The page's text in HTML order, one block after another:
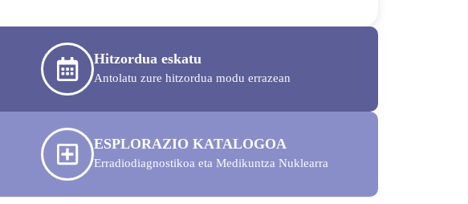
Hitzordua eskatu
Antolatu zure hitzordua modu errazean
ESPLORAZIO KATALOGOA
Erradiodiagnostikoa eta Medikuntza Nuklearra